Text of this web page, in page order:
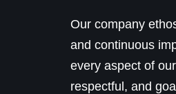
Our company
and continuous
every aspect of
respectful, and